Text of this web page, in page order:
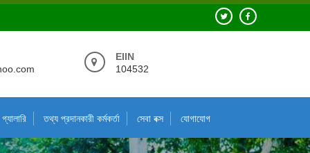
EIIN
104532
গ্যালারি তথ্য প্রদানকারী কর্মকর্তা সেবা বক্স যোগাযোগ